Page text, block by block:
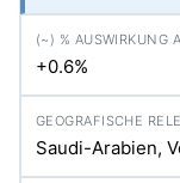
+0.6%
Saudi-Arabien,